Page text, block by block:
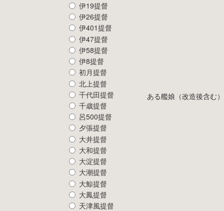
伊19提督
伊26提督
伊401提督
伊47提督
伊58提督
伊8提督
初月提督
北上提督
千代田提督
千歳提督
呂500提督
夕張提督
大井提督
大和提督
大淀提督
大潮提督
大鯨提督
大鳳提督
天津風提督
ある艦娘（改造後含む